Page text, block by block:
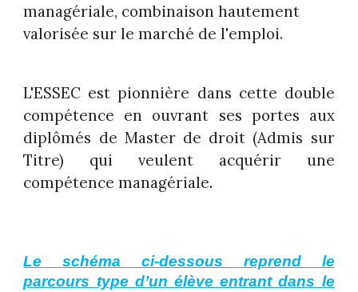
managériale, combinaison hautement
valorisée sur le marché de l'emploi.
L'ESSEC est pionnière dans cette double
compétence en ouvrant ses portes aux
diplômés de Master de droit (Admis sur
Titre) qui veulent acquérir une
compétence managériale.
Le schéma ci-dessous reprend le
parcours type d’un élève entrant dans le